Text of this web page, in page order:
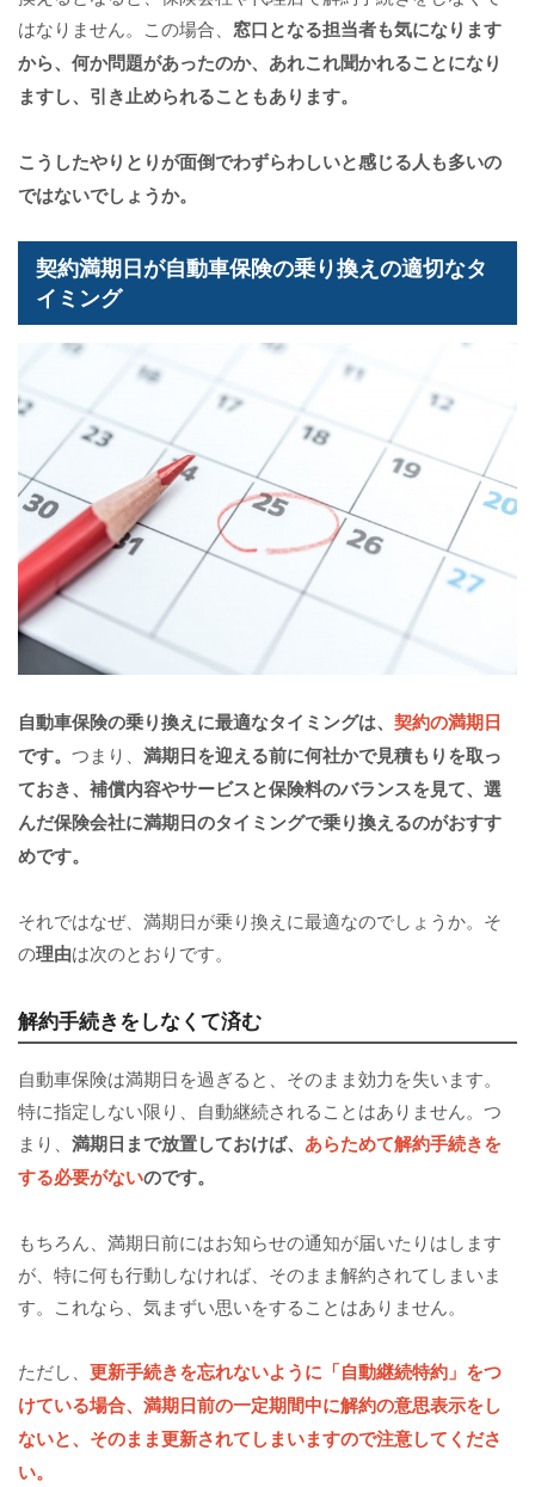
はなりません。この場合、 窓口となる担当者も気になります
から、何か問題があったのか、あれこれ聞かれることになり
ますし、引き止められることもあります。
こうしたやりとりが面倒でわずらわしいと感じる人も多いの
ではないでしょうか。
契約満期日が自動車保険の乗り換えの適切なタ
イミング
自動車保険の乗り換えに最適なタイミングは、 契約の満期日
です。 つまり、 満期日を迎える前に何社かで見積もりを取っ
ておき、補償内容やサービスと保険料のバランスを見て、選
んだ保険会社に満期日のタイミングで乗り換えるのがおすす
めです。
それではなぜ、満期日が乗り換えに最適なのでしょうか。そ
の理由は次のとおりです。
解約手続きをしなくて済む
自動車保険は満期日を過ぎると、そのまま効力を失います。
特に指定しない限り、自動継続されることはありません。つ
まり、 満期日まで放置しておけば、 あらためて解約手続きを
する必要がないのです。
もちろん、満期日前にはお知らせの通知が届いたりはします
が、特に何も行動しなければ、そのまま解約されてしまいま
す。これなら、気まずい思いをすることはありません。
ただし、 更新手続きを忘れないように「自動継続特約」をつ
けている場合、満期日前の一定期間中に解約の意思表示をし
ないと、そのまま更新されてしまいますので注意してくださ
い。